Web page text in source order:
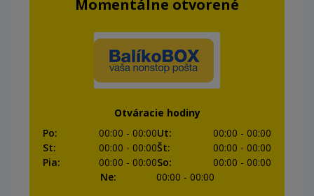
Momentálne otvorené
Otváracie hodiny
Po: 00:00 - 00:00Ut: 00:00 - 00:00
St: 00:00 - 00:00Št: 00:00 - 00:00
Pia: 00:00 - 00:00So: 00:00 - 00:00
Ne: 00:00 - 00:00